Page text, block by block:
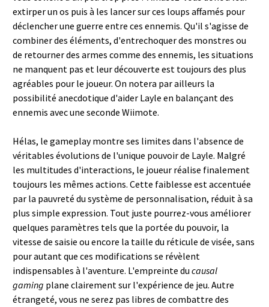
extirper un os puis à les lancer sur ces loups affamés pour
déclencher une guerre entre ces ennemis. Qu'il s'agisse de
combiner des éléments, d'entrechoquer des monstres ou
de retourner des armes comme des ennemis, les situations
ne manquent pas et leur découverte est toujours des plus
agréables pour le joueur. On notera par ailleurs la
possibilité anecdotique d'aider Layle en balançant des
ennemis avec une seconde Wiimote.
Hélas, le gameplay montre ses limites dans l'absence de
véritables évolutions de l'unique pouvoir de Layle. Malgré
les multitudes d'interactions, le joueur réalise finalement
toujours les mêmes actions. Cette faiblesse est accentuée
par la pauvreté du système de personnalisation, réduit à sa
plus simple expression. Tout juste pourrez-vous améliorer
quelques paramètres tels que la portée du pouvoir, la
vitesse de saisie ou encore la taille du réticule de visée, sans
pour autant que ces modifications se révèlent
indispensables à l'aventure. L'empreinte du causal
gaming plane clairement sur l'expérience de jeu. Autre
étrangeté, vous ne serez pas libres de combattre des